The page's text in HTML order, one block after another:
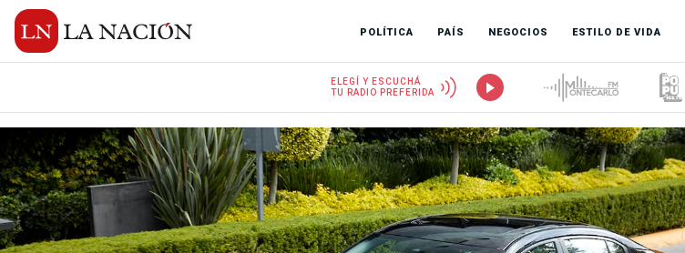
POLÍTICA PAÍS NEGOCIOS ESTILO DE VIDA
ELEGÍ Y ESCUCHÁ
TU RADIO PREFERIDA